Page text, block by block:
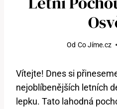
Od Co Jíme.cz
Vítejte! Dnes si
nejoblíbenějších letních
lepku. Tato lahodná